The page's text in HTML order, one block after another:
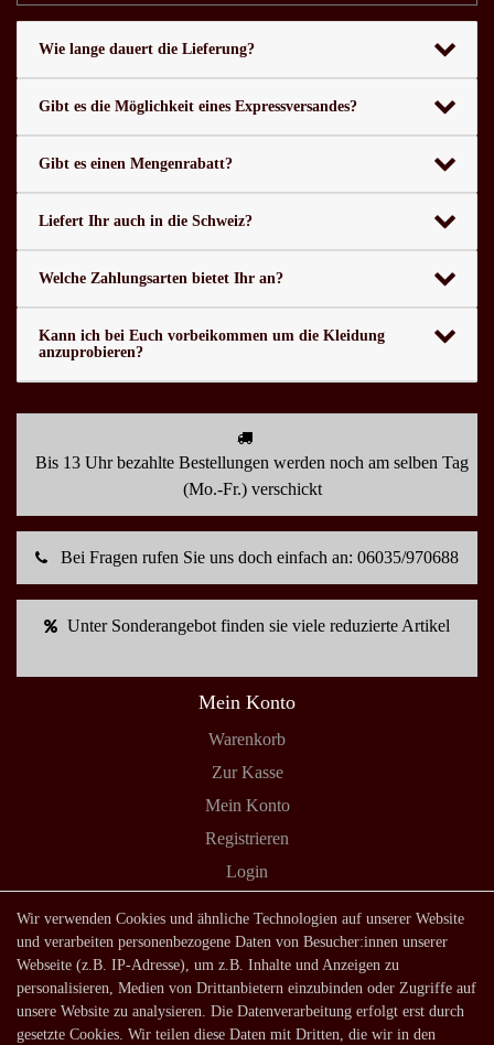
Wie lange dauert die Lieferung?
Gibt es die Möglichkeit eines Expressversandes?
Gibt es einen Mengenrabatt?
Liefert Ihr auch in die Schweiz?
Welche Zahlungsarten bietet Ihr an?
Kann ich bei Euch vorbeikommen um die Kleidung
anzuprobieren?
Bis 13 Uhr bezahlte Bestellungen werden noch am selben Tag
(Mo.-Fr.) verschickt
Bei Fragen rufen Sie uns doch einfach an: 06035/970688
Unter Sonderangebot finden sie viele reduzierte Artikel
Mein Konto
Warenkorb
Zur Kasse
Mein Konto
Registrieren
Login
Shop
Lagerverkauf
Zahlungsarten
Versandarten und -kosten
Wir verwenden Cookies und ähnliche Technologien auf unserer Website
und verarbeiten personenbezogene Daten von Besucher:innen unserer
Webseite (z.B. IP-Adresse), um z.B. Inhalte und Anzeigen zu
personalisieren, Medien von Drittanbietern einzubinden oder Zugriffe auf
unsere Website zu analysieren. Die Datenverarbeitung erfolgt erst durch
gesetzte Cookies. Wir teilen diese Daten mit Dritten, die wir in den